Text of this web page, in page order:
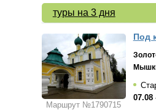
туры на 3 дня
Маршрут №1790715
Под
07.08